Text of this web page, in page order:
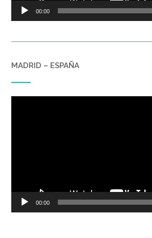
00:00
MADRID – ESPAÑA
00:00